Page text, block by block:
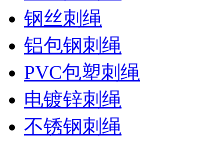
钢丝刺绳
铝包钢刺绳
PVC包塑刺绳
电镀锌刺绳
不锈钢刺绳